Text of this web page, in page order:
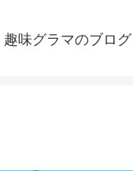
趣味グラマのブログ